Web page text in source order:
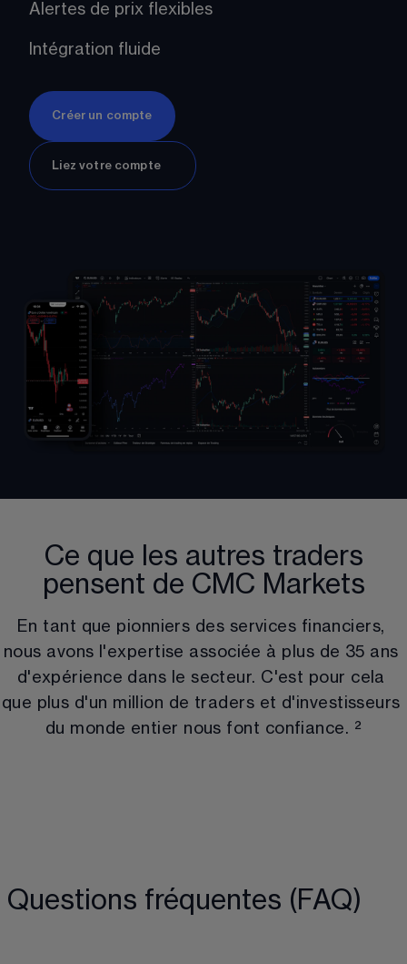
Alertes de prix flexibles
Intégration fluide
Créer un compte
Liez votre compte
Ce que les autres traders
pensent de CMC Markets
En tant que pionniers des services financiers,
nous avons l'expertise associée à plus de 35 ans
d'expérience dans le secteur. C'est pour cela
que plus d'un million de traders et d'investisseurs
du monde entier nous font confiance. ²
Questions fréquentes (FAQ)